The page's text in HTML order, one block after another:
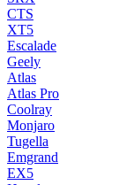
CTS
XT5
Escalade
Geely
Atlas
Atlas Pro
Coolray
Monjaro
Tugella
Emgrand
EX5